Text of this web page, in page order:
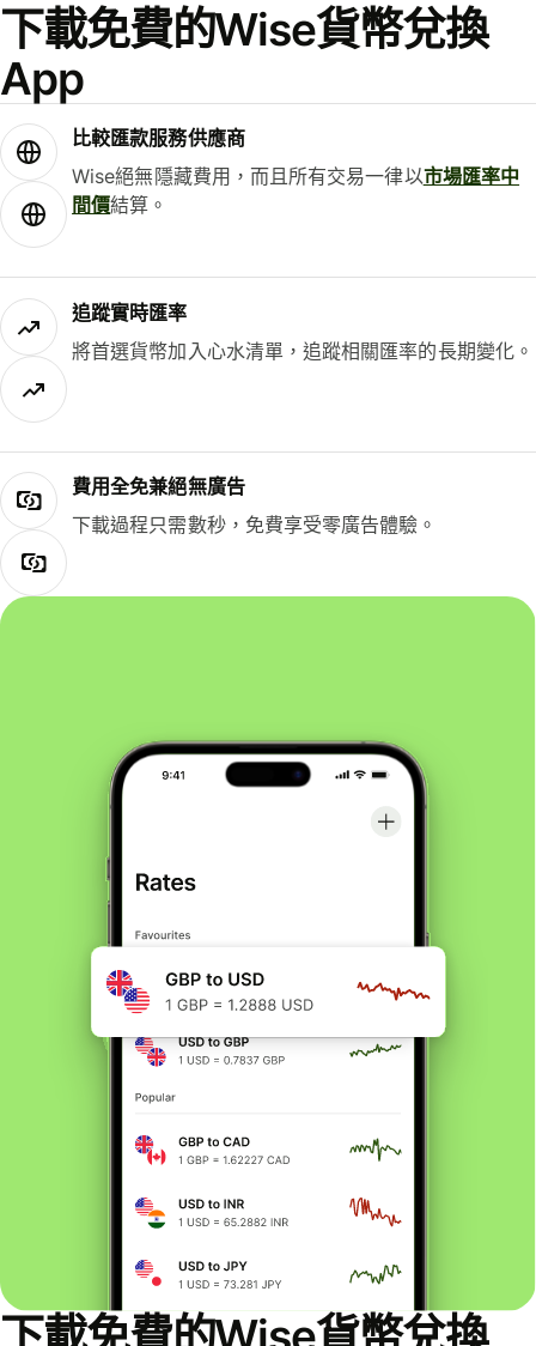
下載免費的Wise貨幣兌換
App
比較匯款服務供應商
Wise絕無隱藏費用，而且所有交易一律以市場匯率中
間價結算。
追蹤實時匯率
將首選貨幣加入心水清單，追蹤相關匯率的長期變化。
費用全免兼絕無廣告
下載過程只需數秒，免費享受零廣告體驗。